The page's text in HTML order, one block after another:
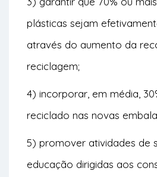
plásticas sejam
através do aumento da
reciclagem;
4) incorporar, em média,
reciclado nas novas
5) promover atividades de
educação dirigidas aos